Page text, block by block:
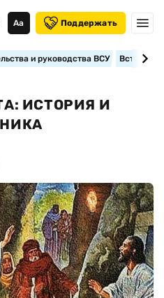
Аа Поддержать
и руководства ВСУ
ИСТОРИЯ И